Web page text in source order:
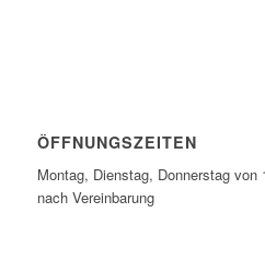
ÖFFNUNGSZEITEN
Montag, Dienstag, Donnerstag von
nach Vereinbarung